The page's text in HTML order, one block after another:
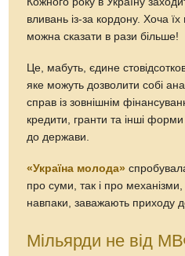
вливань із-за кордону. Хоча
можна сказати в рази більше!
Це, мабуть, єдине
яке можуть дозволити собі
справ із зовнішнім
кредити, гранти та інші
до держави.
«Україна молода»
про суми, так і про механізми,
навпаки, заважають приходу
Мільярди не від